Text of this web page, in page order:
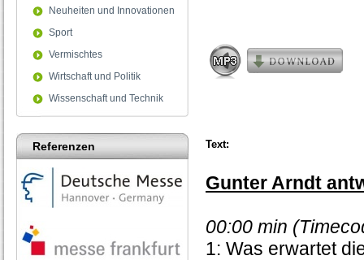
Neuheiten und Innovationen
Sport
Vermischtes
Wirtschaft und Politik
Wissenschaft und Technik
Referenzen Text:
Gunter Arndt
00:00 min
1: Was erwartet